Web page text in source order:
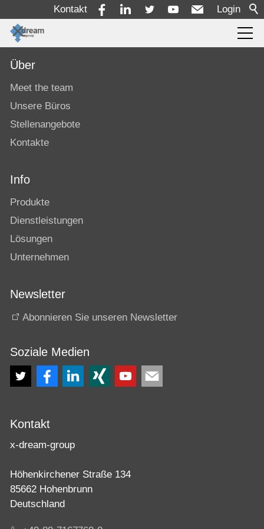
Login
Kontakt
Produkte
Transcodierung
Qualitätskontrolle
MAM/PAM/PMS
Rechteverwaltung und Zeitplanung
Ressourcendisposition
Ausspielung
IPTV/OTT-Dienste
x-dream-Fabrik
Lösungen
Unternehmen
Über
Meet the team
Unsere Büros
Stellenangebote
Kontakte
Info
Produkte
Dienstleistungen
Lösungen
Unternehmen
Newsletter
Abonnieren Sie unseren Newsletter
Soziale Medien
Kontakt
x-dream-group
Höhenkirchener Straße 134
85662 Hohenbrunn
Deutschland